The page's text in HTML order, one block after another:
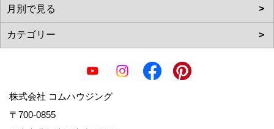
株式会社 コムハウジング
〒700-0855